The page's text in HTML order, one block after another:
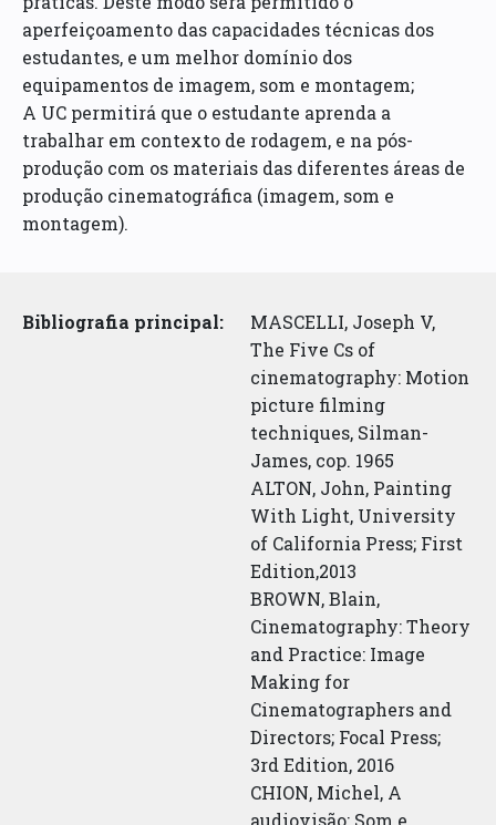
aperfeiçoamento das capacidades técnicas dos
estudantes, e um melhor domínio dos
equipamentos de imagem, som e montagem;
A UC permitirá que o estudante aprenda a
trabalhar em contexto de rodagem, e na pós-
produção com os materiais das diferentes áreas de
produção cinematográfica (imagem, som e
montagem).
Bibliografia principal:
MASCELLI, Joseph V,
The Five Cs of
cinematography: Motion
picture filming
techniques, Silman-
James, cop. 1965
ALTON, John, Painting
With Light, University
of California Press; First
Edition,2013
BROWN, Blain,
Cinematography: Theory
and Practice: Image
Making for
Cinematographers and
Directors; Focal Press;
3rd Edition, 2016
CHION, Michel, A
audiovisão: Som e